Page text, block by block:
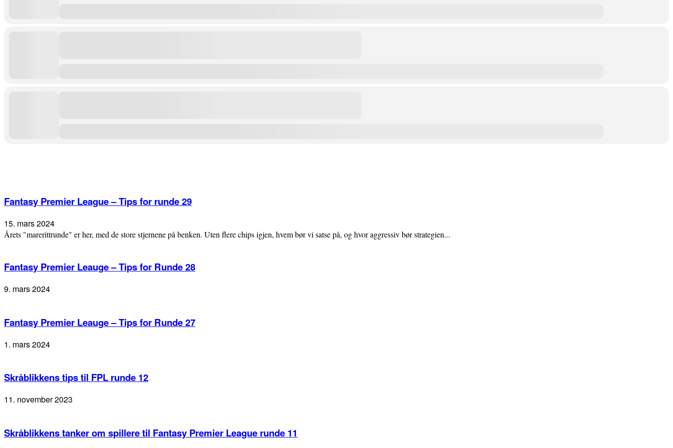
Fantasy Premier League – Tips for runde 29
15. mars 2024
Årets "marerittrunde" er her, med de store stjernene på benken. Uten flere chips igjen, hvem bør vi satse på, og hvor aggressiv bør strategien...
Fantasy Premier Leauge – Tips for Runde 28
9. mars 2024
Fantasy Premier Leauge – Tips for Runde 27
1. mars 2024
Skråblikkens tips til FPL runde 12
11. november 2023
Skråblikkens tanker om spillere til Fantasy Premier League runde 11